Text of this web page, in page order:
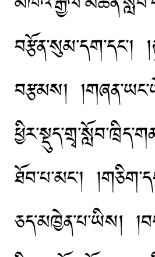
བརྩོན་སུམ་དག་དང་།
བརྩམས།
ཐོབ་པ་མང་།
ཅད་མཁྱེན་པ་ཡིས།